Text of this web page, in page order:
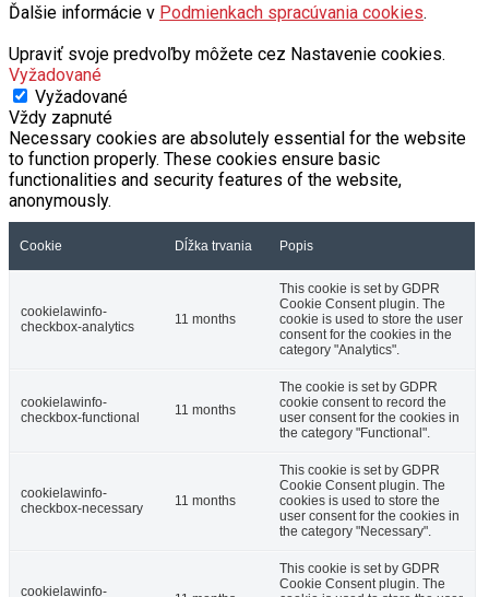
Ďalšie informácie v Podmienkach spracúvania cookies.
Upraviť svoje predvoľby môžete cez Nastavenie cookies.
Vyžadované
Vyžadované
Vždy zapnuté
Necessary cookies are absolutely essential for the website
to function properly. These cookies ensure basic
functionalities and security features of the website,
anonymously.
Cookie Dĺžka trvania Popis
cookielawinfo-
checkbox-analytics
11 months
This cookie is set by GDPR
Cookie Consent plugin. The
cookie is used to store the user
consent for the cookies in the
category "Analytics".
cookielawinfo-
checkbox-functional
11 months
The cookie is set by GDPR
cookie consent to record the
user consent for the cookies in
the category "Functional".
cookielawinfo-
checkbox-necessary
11 months
This cookie is set by GDPR
Cookie Consent plugin. The
cookies is used to store the
user consent for the cookies in
the category "Necessary".
cookielawinfo-
This cookie is set by GDPR
Cookie Consent plugin. The